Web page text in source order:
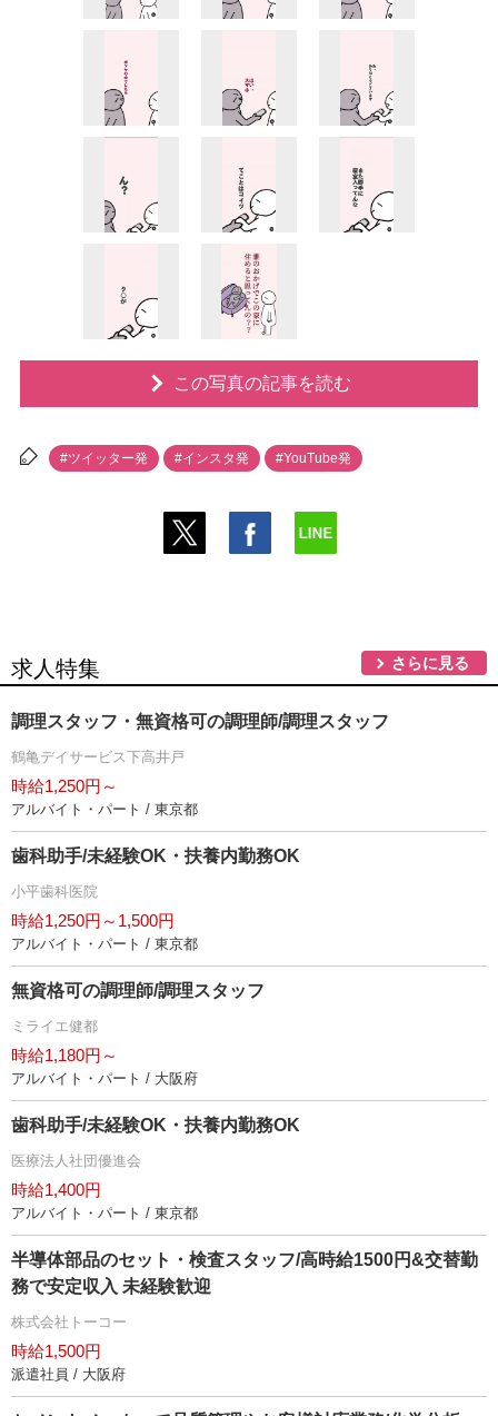
この写真の記事を読む
#ツイッター発 #インスタ発 #YouTube発
求人特集 さらに見る
調理スタッフ・無資格可の調理師/調理スタッフ
鶴亀デイサービス下高井戸
時給1,250円～
アルバイト・パート / 東京都
歯科助手/未経験OK・扶養内勤務OK
小平歯科医院
時給1,250円～1,500円
アルバイト・パート / 東京都
無資格可の調理師/調理スタッフ
ミライエ健都
時給1,180円～
アルバイト・パート / 大阪府
歯科助手/未経験OK・扶養内勤務OK
医療法人社団優進会
時給1,400円
アルバイト・パート / 東京都
半導体部品のセット・検査スタッフ/高時給1500円&交替勤
務で安定収入 未経験歓迎
株式会社トーコー
時給1,500円
派遣社員 / 大阪府